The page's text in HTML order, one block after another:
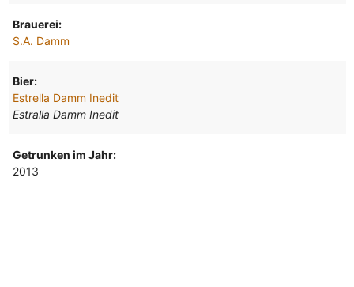
Brauerei:
S.A. Damm
Bier:
Estrella Damm Inedit
Estralla Damm Inedit
Getrunken im Jahr:
2013